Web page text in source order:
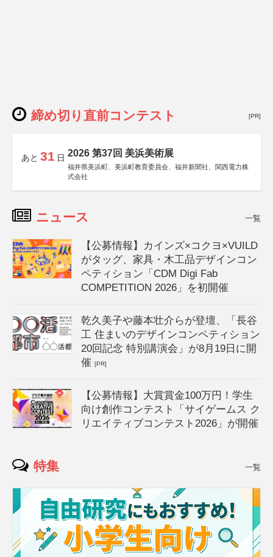
締め切り直前コンテスト [PR]
あと 31 日 2026 第37回 美浜美術展
福井県美浜町、美浜町教育委員会、福井新聞社、関西電力株
式会社
ニュース 一覧
【公募情報】カインズ×コクヨ×VUILD
がタッグ、家具・木工品デザインコン
ペティション「CDM Digi Fab
COMPETITION 2026」を初開催
乾久美子や藤本壮介らが登壇、「長谷
工 住まいのデザインコンペティション
20回記念 特別講演会」が8月19日に開
催[PR]
【公募情報】大賞賞金100万円！学生
向け創作コンテスト「サイゲームス ク
リエイティブコンテスト2026」が開催
特集 一覧